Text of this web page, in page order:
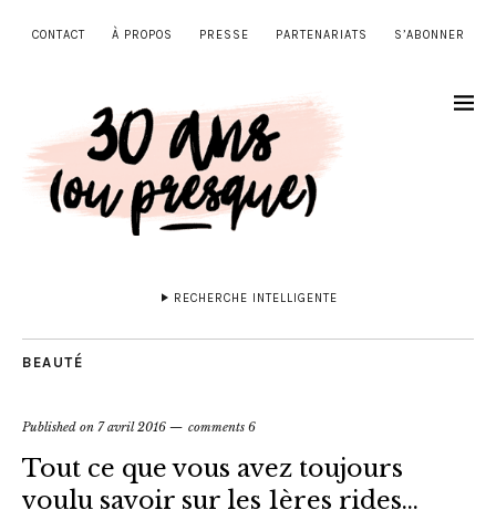
CONTACT À PROPOS PRESSE PARTENARIATS S’ABONNER
RECHERCHE INTELLIGENTE
BEAUTÉ
Published on 7 avril 2016 comments 6
Tout ce que vous avez toujours
voulu savoir sur les 1ères rides…